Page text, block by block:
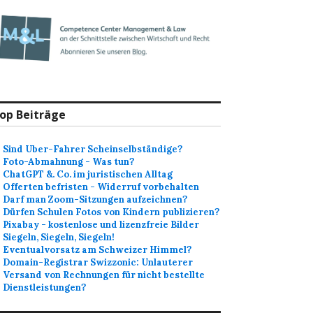
Beiträge
Sind Uber-Fahrer Scheinselbständige?
Foto-Abmahnung - Was tun?
ChatGPT &. Co. im juristischen Alltag
Offerten befristen - Widerruf vorbehalten
Darf man Zoom-Sitzungen aufzeichnen?
Dürfen Schulen Fotos von Kindern publizieren?
Pixabay - kostenlose und lizenzfreie Bilder
Siegeln, Siegeln, Siegeln!
Eventualvorsatz am Schweizer Himmel?
Domain-Registrar Swizzonic: Unlauterer
Versand von Rechnungen für nicht bestellte
Dienstleistungen?